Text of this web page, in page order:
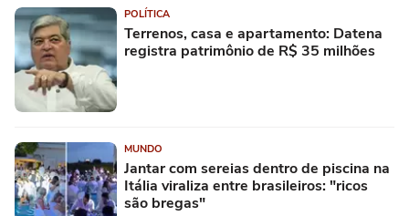
POLÍTICA
Terrenos, casa e apartamento: Datena
registra patrimônio de R$ 35 milhões
MUNDO
Jantar com sereias dentro de piscina na
Itália viraliza entre brasileiros: "ricos
são bregas"